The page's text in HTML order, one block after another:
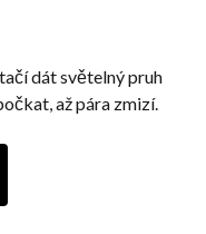
dát světelný pruh
až pára zmizí.